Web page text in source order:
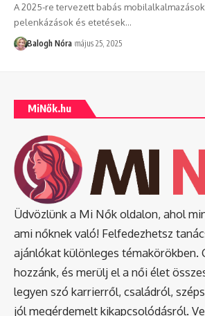
A 2025-re tervezett babás
pelenkázások és etetések…
Balogh Nóra május 25, 2025
MiNők.hu
Üdvözlünk a Mi Nők oldalon, ahol
ami nőknek való! Felfedezhetsz
ajánlókat különleges témakörökben.
hozzánk, és merülj el a női élet
legyen szó karrierről, családról,
jól megérdemelt kikapcsolódásról.